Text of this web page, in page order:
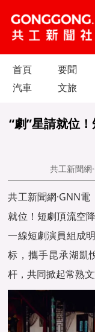
首頁 要聞
汽車
文旅
“劇”星請就位
共工新聞網
共工新聞網·GNN電
就位！短劇頂流空
一線短劇演員組成
标，攜手昆承湖凱
杆，共同掀起常熟文